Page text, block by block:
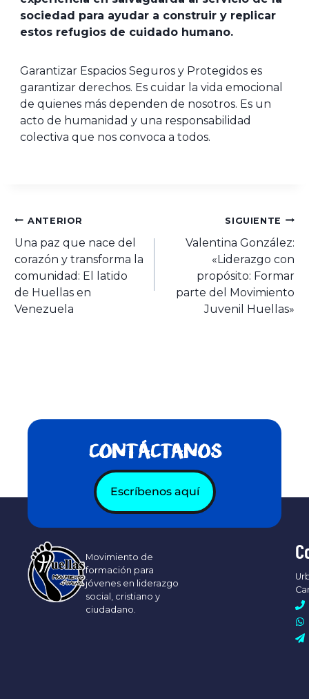
sociedad para ayudar a construir y replicar
estos refugios de cuidado humano.
Garantizar Espacios Seguros y Protegidos es
garantizar derechos. Es cuidar la vida emocional
de quienes más dependen de nosotros. Es un
acto de humanidad y una responsabilidad
colectiva que nos convoca a todos.
ANTERIOR
Una paz que nace del
corazón y transforma la
comunidad: El latido
de Huellas en
Venezuela
SIGUIENTE
Valentina González:
«Liderazgo con
propósito: Formar
parte del Movimiento
Juvenil Huellas»
CONTÁCTANOS
Escríbenos aquí
Movimiento de
formación para
jóvenes en liderazgo
social, cristiano y
ciudadano.